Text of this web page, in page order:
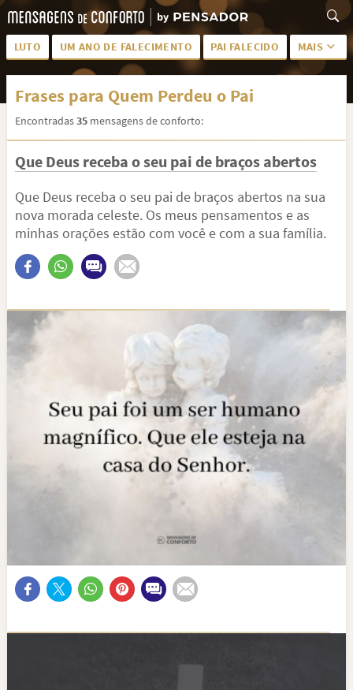
LUTO UM ANO DE FALECIMENTO PAI FALECIDO MAIS
LUTO PARA AMIGA PALAVRAS
SAUDADES DA MÃE
MEUS SENTIMENTOS PÊSAMES PARA AMIGO
FRASES DE LUTO PARA AMIGO FIM DE NAMORO
TODAS AS CATEGORIAS
Frases para Quem Perdeu o Pai
Encontradas35 mensagens de conforto:
Que Deus receba o seu pai de braços abertos
Que Deus receba o seu pai de braços abertos na sua
nova morada celeste. Os meus pensamentos e as
minhas orações estão com você e com a sua família.